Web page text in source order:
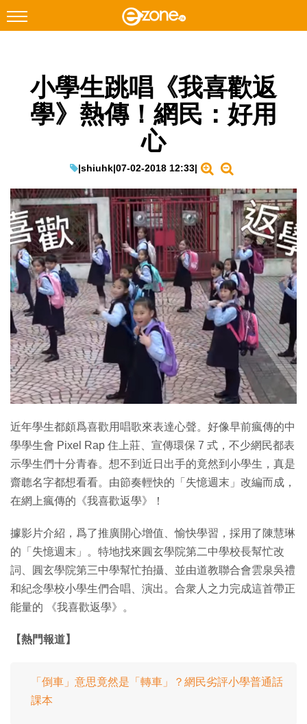
Facebook Instagram
科技焦點
教學評測
EduTech
IT Times
生成式AI與雲端應用
Enterprise Digital Transformation
特集
小學生跳唱《我喜歡返
學》熱傳！網民：好用
心
|shiuhk|07-02-2018 12:33|
近年學生都頗爲喜歡用唱歌來表達心聲。好像早前瘋傳的中
學學生會 Pixel Rap 住上莊、宣傳環保 7 式，不少網民都表
示學生們十分青春。想不到近日出手的竟然到小學生，真是
齋聼名字都想看看。由節奏輕快的「失憶週末」改編而成，
在網上瘋傳的《我喜歡返學》！
據影片介紹，爲了推廣開心增值、愉快學習，採用了陳慧琳
的「失憶週末」。特地找來圓玄學院第二中學校長幫忙改
詞、圓玄學院第三中學幫忙拍攝、並由道教聯合會雲泉吳禮
和紀念學校小學生們合唱、演出。合衆人之力完成這首帶正
能量的 《我喜歡返學》。
【熱門報道】
「倒車」意思竟然是「轉車」？網民劣評小學普通話
課本